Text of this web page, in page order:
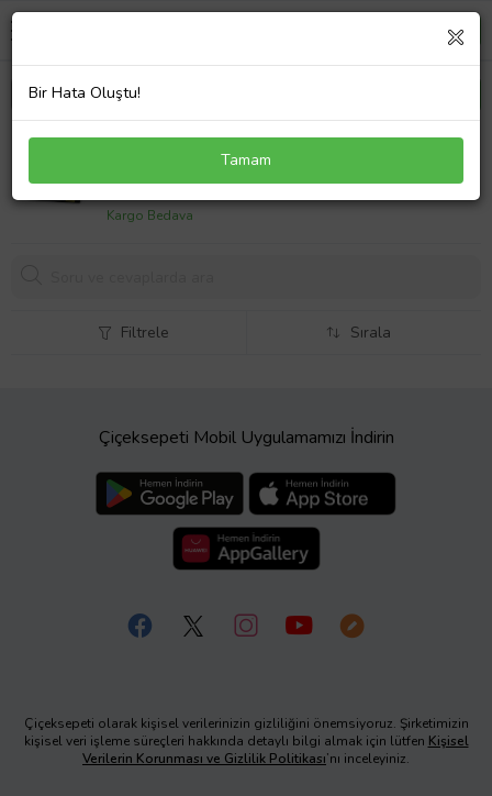
Tonersepeti HP Z7Y73A Sarı Orjinal Developer
21768,35 TL
Kargo Bedava
Filtrele Sırala
Çiçeksepeti Mobil Uygulamamızı İndirin
Çiçeksepeti olarak kişisel verilerinizin gizliliğini önemsiyoruz. Şirketimizin
kişisel veri işleme süreçleri hakkında detaylı bilgi almak için lütfen Kişisel
Verilerin Korunması ve Gizlilik Politikası’nı inceleyiniz.
Bir Hata Oluştu!
Tamam